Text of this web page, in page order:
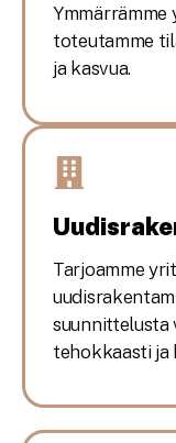
toteutamme
ja kasvua.
Tarjoamme
suunnittelusta
tehokkaasti ja